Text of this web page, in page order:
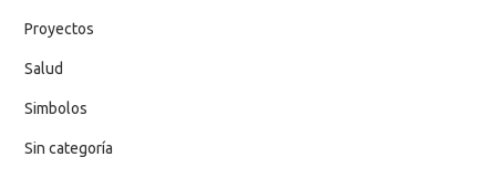
Proyectos
Salud
Simbolos
Sin categoría